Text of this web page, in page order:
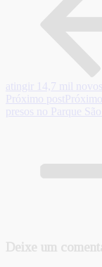
atingir 14,7 mil
Próximo post Próximo
presos no Parque
Deixe um